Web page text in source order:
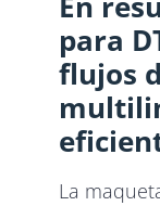
para
flujos
La